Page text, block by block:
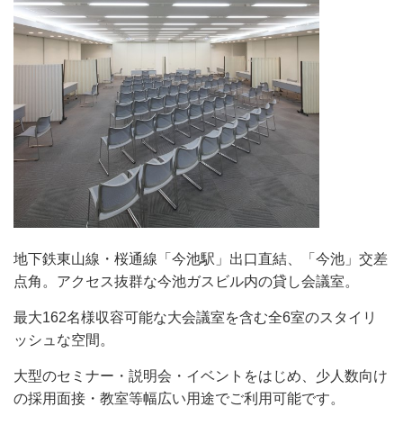
地下鉄東山線・桜通線「今池駅」出口直結、「今池」交差
点角。アクセス抜群な今池ガスビル内の貸し会議室。
最大162名様収容可能な大会議室を含む全6室のスタイリ
ッシュな空間。
大型のセミナー・説明会・イベントをはじめ、少人数向け
の採用面接・教室等幅広い用途でご利用可能です。